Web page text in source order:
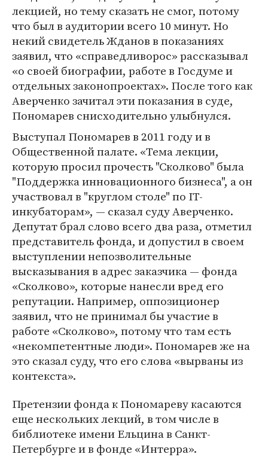
лекцией, но тему сказать не смог, потому
что был в аудитории всего 10 минут. Но
некий свидетель Жданов в показаниях
заявил, что «справедливорос» рассказывал
«о своей биографии, работе в Госдуме и
отдельных законопроектах». После того как
Аверченко зачитал эти показания в суде,
Пономарев снисходительно улыбнулся.
Выступал Пономарев в 2011 году и в
Общественной палате. «Тема лекции,
которую просил прочесть "Сколково" была
"Поддержка инновационного бизнеса", а он
участвовал в "круглом столе" по IT-
инкубаторам», ― сказал суду Аверченко.
Депутат брал слово всего два раза, отметил
представитель фонда, и допустил в своем
выступлении непозволительные
высказывания в адрес заказчика ― фонда
«Сколково», которые нанесли вред его
репутации. Например, оппозиционер
заявил, что не принимал бы участие в
работе «Сколково», потому что там есть
«некомпетентные люди». Пономарев же на
это сказал суду, что его слова «вырваны из
контекста».
Претензии фонда к Пономареву касаются
еще нескольких лекций, в том числе в
библиотеке имени Ельцина в Санкт-
Петербурге и в фонде «Интерра».